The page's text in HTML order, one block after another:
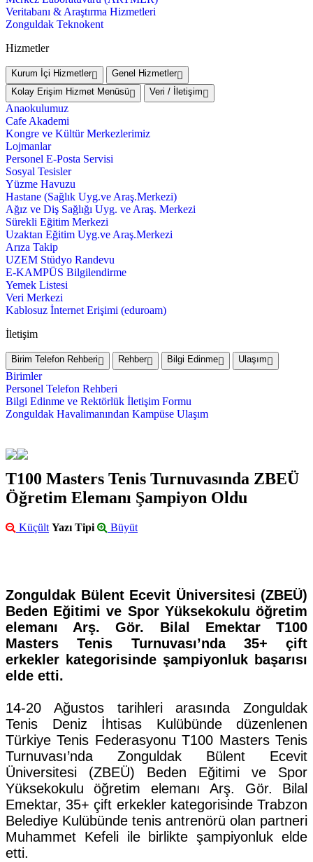
Veritabanı & Araştırma Hizmetleri
Zonguldak Teknokent
Hizmetler
Kurum İçi Hizmetler
Genel Hizmetler
Kolay Erişim Hizmet Menüsü
Veri / İletişim
Anaokulumuz
Cafe Akademi
Kongre ve Kültür Merkezlerimiz
Lojmanlar
Personel E-Posta Servisi
Sosyal Tesisler
Yüzme Havuzu
Hastane (Sağlık Uyg.ve Araş.Merkezi)
Ağız ve Diş Sağlığı Uyg. ve Araş. Merkezi
Sürekli Eğitim Merkezi
Uzaktan Eğitim Uyg.ve Araş.Merkezi
Arıza Takip
UZEM Stüdyo Randevu
E-KAMPÜS Bilgilendirme
Yemek Listesi
Veri Merkezi
Kablosuz İnternet Erişimi (eduroam)
İletişim
Birim Telefon Rehberi Rehber Bilgi Edinme Ulaşım
Birimler
Personel Telefon Rehberi
Bilgi Edinme ve Rektörlük İletişim Formu
Zonguldak Havalimanından Kampüse Ulaşım
T100 Masters Tenis Turnuvasında ZBEÜ
Öğretim Elemanı Şampiyon Oldu
Küçült Yazı Tipi Büyüt
Zonguldak Bülent Ecevit Üniversitesi (ZBEÜ)
Beden Eğitimi ve Spor Yüksekokulu öğretim
elemanı Arş. Gör. Bilal Emektar T100
Masters Tenis Turnuvası’nda 35+ çift
erkekler kategorisinde şampiyonluk başarısı
elde etti.
14-20 Ağustos tarihleri arasında Zonguldak
Tenis Deniz İhtisas Kulübünde düzenlenen
Türkiye Tenis Federasyonu T100 Masters Tenis
Turnuvası’nda Zonguldak Bülent Ecevit
Üniversitesi (ZBEÜ) Beden Eğitimi ve Spor
Yüksekokulu öğretim elemanı Arş. Gör. Bilal
Emektar, 35+ çift erkekler kategorisinde Trabzon
Belediye Kulübünde tenis antrenörü olan partneri
Muhammet Kefeli ile birlikte şampiyonluk elde
etti.